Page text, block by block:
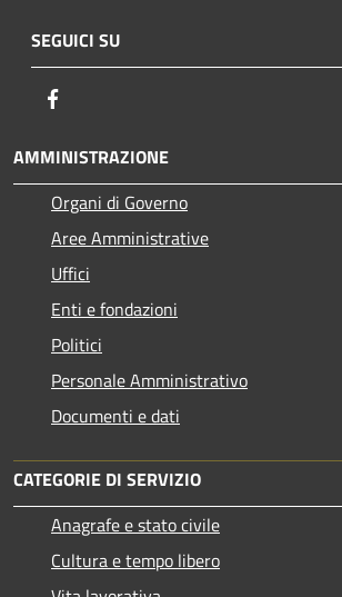
SEGUICI SU
AMMINISTRAZIONE
Organi di Governo
Aree Amministrative
Uffici
Enti e fondazioni
Politici
Personale Amministrativo
Documenti e dati
CATEGORIE DI SERVIZIO
Anagrafe e stato civile
Cultura e tempo libero